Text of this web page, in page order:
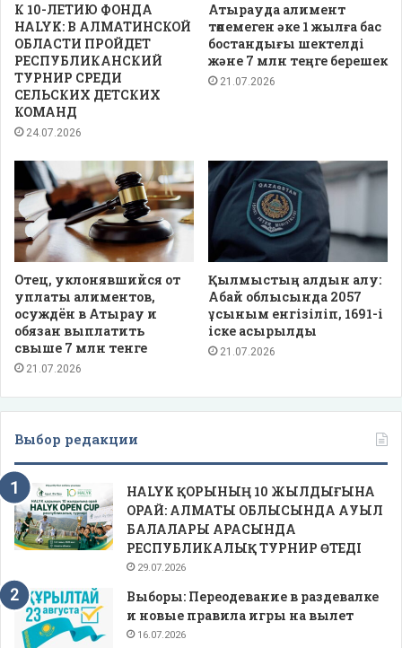
К 10-ЛЕТИЮ ФОНДА
HALYK: В АЛМАТИНСКОЙ
ОБЛАСТИ ПРОЙДЕТ
РЕСПУБЛИКАНСКИЙ
ТУРНИР СРЕДИ
СЕЛЬСКИХ ДЕТСКИХ
КОМАНД
24.07.2026
Атырауда алимент
төлемеген әке 1 жылға бас
бостандығы шектелді
және 7 млн теңге берешек
21.07.2026
Отец, уклонявшийся от
уплаты алиментов,
осуждён в Атырау и
обязан выплатить
свыше 7 млн тенге
21.07.2026
Қылмыстың алдын алу:
Абай облысында 2057
ұсыным енгізіліп, 1691-і
іске асырылды
21.07.2026
Выбор редакции
HALYK ҚОРЫНЫҢ 10 ЖЫЛДЫҒЫНА
ОРАЙ: АЛМАТЫ ОБЛЫСЫНДА АУЫЛ
БАЛАЛАРЫ АРАСЫНДА
РЕСПУБЛИКАЛЫҚ ТУРНИР ӨТЕДІ
29.07.2026
Выборы: Переодевание в раздевалке
и новые правила игры на вылет
16.07.2026